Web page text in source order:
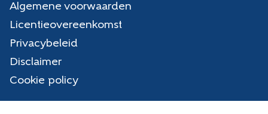
Algemene voorwaarden
Licentieovereenkomst
Privacybeleid
Disclaimer
Cookie policy